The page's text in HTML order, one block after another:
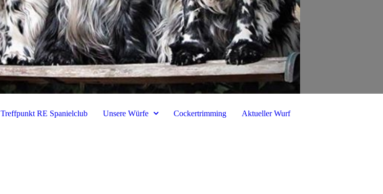
Treffpunkt RE Spanielclub Unsere Würfe Cockertrimming Aktueller Wurf